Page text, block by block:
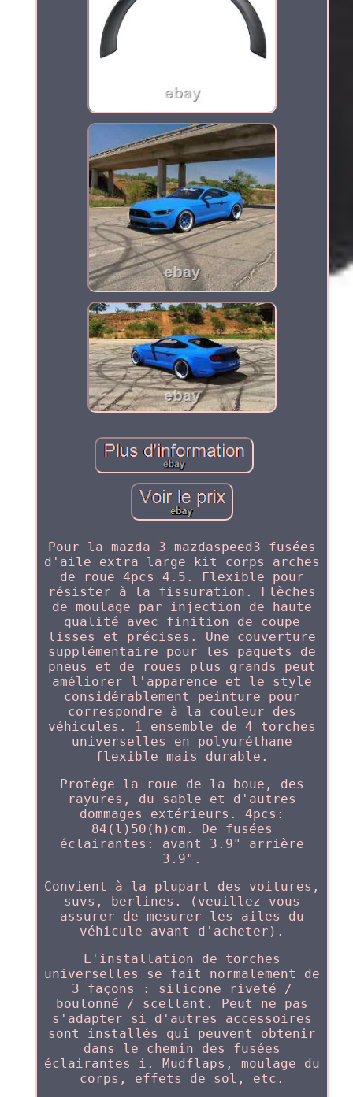
Pour la mazda 3 mazdaspeed3 fusées
d'aile extra large kit corps arches
de roue 4pcs 4.5. Flexible pour
résister à la fissuration. Flèches
de moulage par injection de haute
qualité avec finition de coupe
lisses et précises. Une couverture
supplémentaire pour les paquets de
pneus et de roues plus grands peut
améliorer l'apparence et le style
considérablement peinture pour
correspondre à la couleur des
véhicules. 1 ensemble de 4 torches
universelles en polyuréthane
flexible mais durable.
Protège la roue de la boue, des
rayures, du sable et d'autres
dommages extérieurs. 4pcs:
84(l)50(h)cm. De fusées
éclairantes: avant 3.9" arrière
3.9".
Convient à la plupart des voitures,
suvs, berlines. (veuillez vous
assurer de mesurer les ailes du
véhicule avant d'acheter).
L'installation de torches
universelles se fait normalement de
3 façons : silicone riveté /
boulonné / scellant. Peut ne pas
s'adapter si d'autres accessoires
sont installés qui peuvent obtenir
dans le chemin des fusées
éclairantes i. Mudflaps, moulage du
corps, effets de sol, etc.